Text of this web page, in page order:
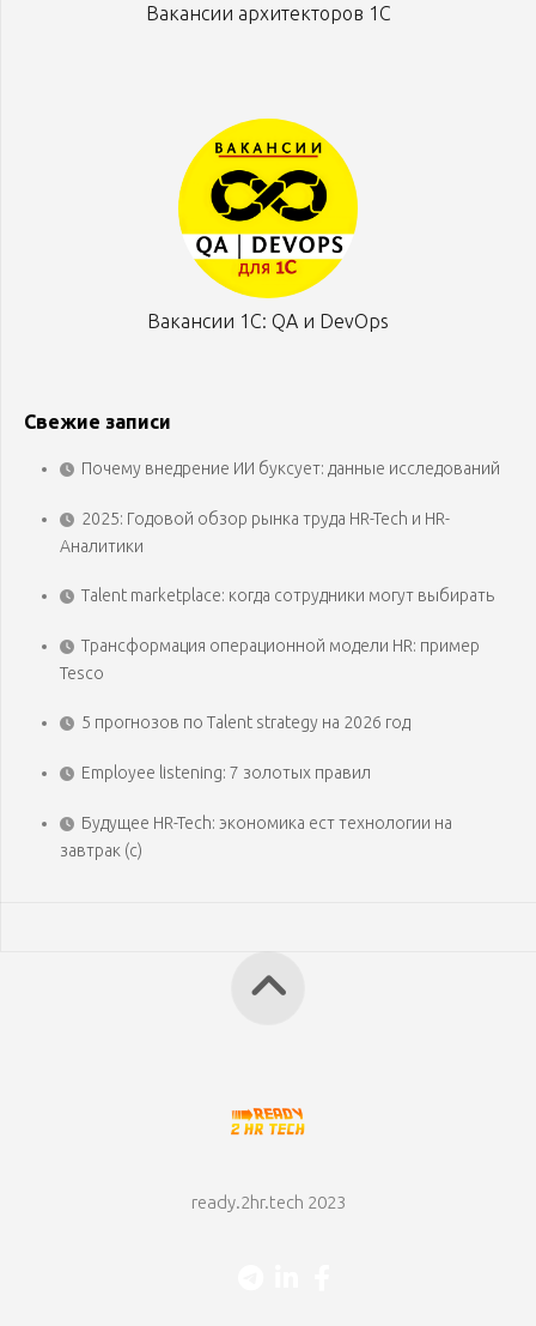
Вакансии архитекторов 1С
Вакансии 1С: QA и DevOps
Свежие записи
Почему внедрение ИИ буксует: данные исследований
2025: Годовой обзор рынка труда HR-Tech и HR-
Аналитики
Talent marketplace: когда сотрудники могут выбирать
Трансформация операционной модели HR: пример
Tesco
5 прогнозов по Talent strategy на 2026 год
Employee listening: 7 золотых правил
Будущее HR-Tech: экономика ест технологии на
завтрак (с)
ready.2hr.tech 2023